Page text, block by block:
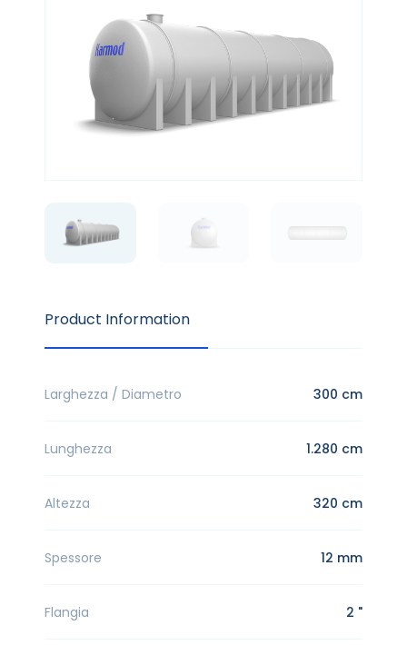
Product Information
Larghezza / Diametro 300 cm
Lunghezza 1.280 cm
Altezza 320 cm
Spessore 12 mm
Flangia 2 "